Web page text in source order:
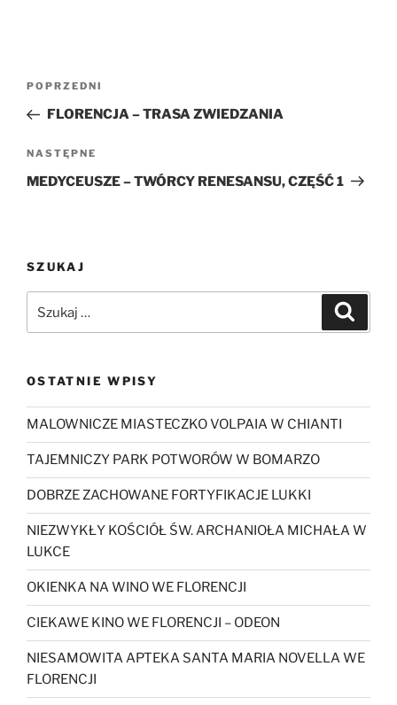
Nawigacja
Poprzedni
wpis
POPRZEDNI
FLORENCJA – TRASA ZWIEDZANIA
Następny
wpis
NASTĘPNE
MEDYCEUSZE – TWÓRCY RENESANSU, CZĘŚĆ 1
SZUKAJ
OSTATNIE WPISY
MALOWNICZE MIASTECZKO VOLPAIA W CHIANTI
TAJEMNICZY PARK POTWORÓW W BOMARZO
DOBRZE ZACHOWANE FORTYFIKACJE LUKKI
NIEZWYKŁY KOŚCIÓŁ ŚW. ARCHANIOŁA MICHAŁA W
LUKCE
OKIENKA NA WINO WE FLORENCJI
CIEKAWE KINO WE FLORENCJI – ODEON
NIESAMOWITA APTEKA SANTA MARIA NOVELLA WE
FLORENCJI